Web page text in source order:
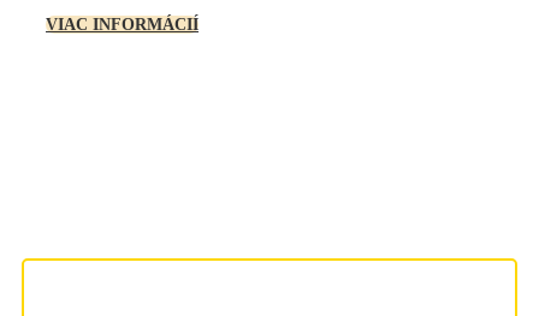
VIAC INFORMÁCIÍ